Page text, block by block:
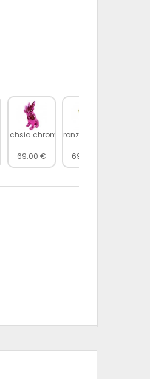
Fuchsia chromé
69.00 €
Bronze chromé
69.00 €